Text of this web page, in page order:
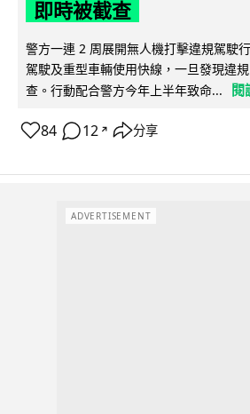
即時被截查
警方一連 2 周展開無人機打擊違規駕駛
駕駛及重型車輛使用快線，一旦發現違
查。行動配合警方今年上半年致命...
閱
84 12 ↗ 分享
ADVERTISEMENT